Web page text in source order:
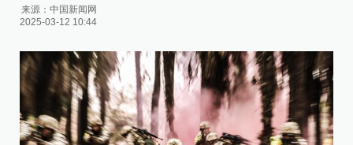
来源：中国新闻网
2025-03-12 10:44